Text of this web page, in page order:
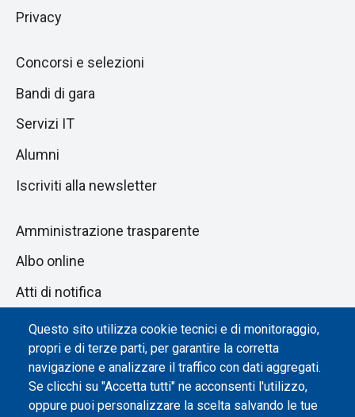
Questo sito utilizza cookie tecnici e di monitoraggio,
propri e di terze parti, per garantire la corretta
navigazione e analizzare il traffico con dati aggregati.
Se clicchi su "Accetta tutti" ne acconsenti l'utilizzo,
oppure puoi personalizzare la scelta salvando le tue
Privacy
Concorsi e selezioni
Bandi di gara
Servizi IT
Alumni
Iscriviti alla newsletter
Amministrazione trasparente
Albo online
Atti di notifica
Dichiarazione di accessibilità
Impostazione dei cookie